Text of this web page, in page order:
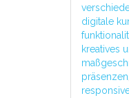
digitale
kreatives
präsenzen